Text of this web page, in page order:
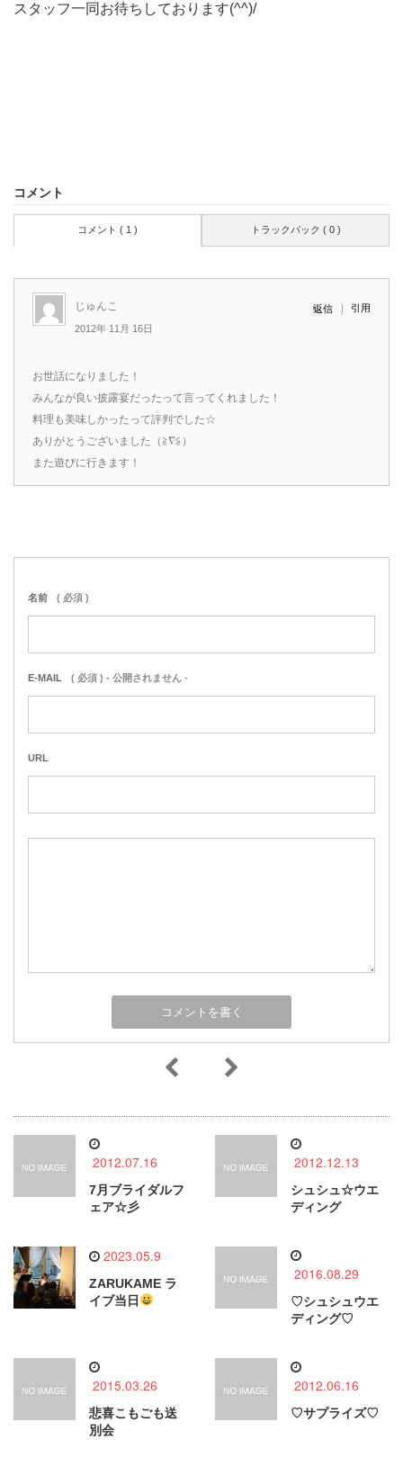
スタッフ一同お待ちしております(^^)/
コメント
コメント ( 1 ) トラックバック ( 0 )
じゅんこ
2012年 11月 16日
返信 引用
お世話になりました！
みんなが良い披露宴だったって言ってくれました！
料理も美味しかったって評判でした☆
ありがとうございました（≧∇≦）
また遊びに行きます！
名前 ( 必須 )
E-MAIL ( 必須 ) - 公開されません -
URL
2012.07.16
7月ブライダルフ
ェア☆彡
2012.12.13
シュシュ☆ウエ
ディング
2023.05.9
ZARUKAME ラ
イブ当日
2016.08.29
♡シュシュウエ
ディング♡
2015.03.26
悲喜こもごも送
別会
2012.06.16
♡サプライズ♡